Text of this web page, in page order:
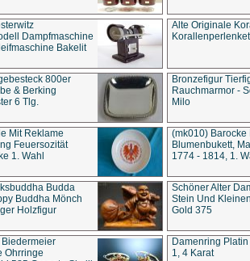
Dampfmaschine
Bakelit
Alte Originale
800er
& Berking
6 Tlg.
Bronzefigur
Rauchmarmor -
Milo
Mit Reklame
Feuersozität
1. Wahl
(mk010) Barocke
Blumenbukett,
1774 - 1814, 1.
Budda
Buddha Mönch
Holzfigur
Schöner Alter
Stein Und
Gold 375
Ohrringe
Damenring
1, 4 Karat